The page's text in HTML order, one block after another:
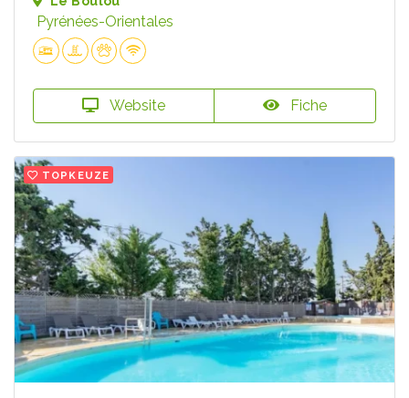
Pyrénées-Orientales
Website Fiche
TOPKEUZE